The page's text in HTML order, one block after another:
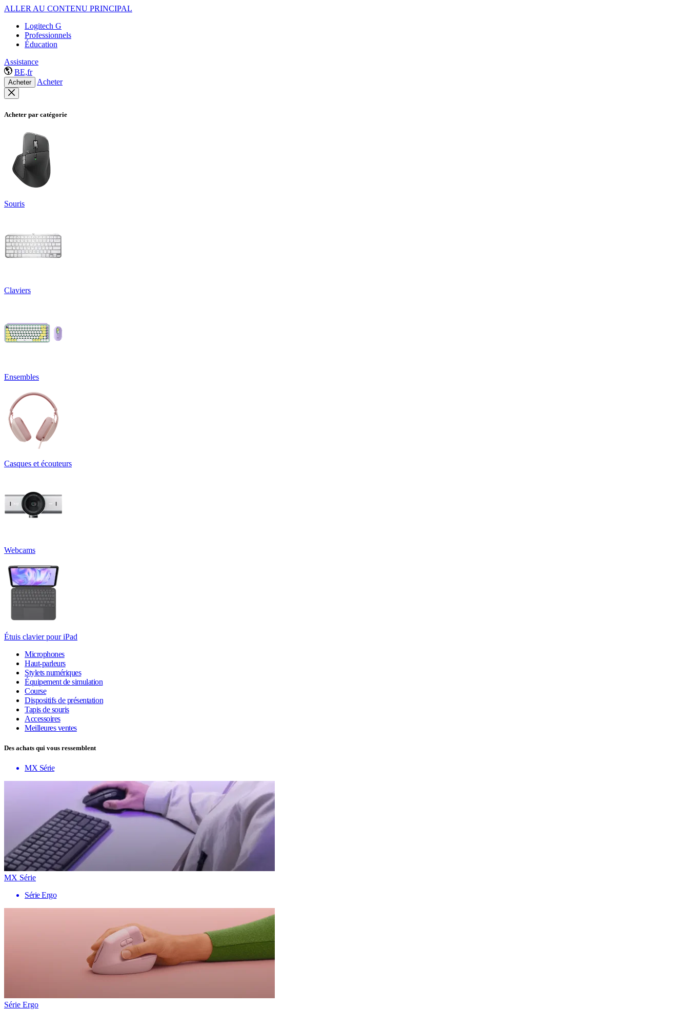
ALLER AU CONTENU PRINCIPAL
Logitech G
Professionnels
Éducation
Assistance
BE,fr
Acheter Acheter
Acheter par catégorie
Souris
Claviers
Ensembles
Casques et écouteurs
Webcams
Étuis clavier pour iPad
Microphones
Haut-parleurs
Stylets numériques
Équipement de simulation
Course
Dispositifs de présentation
Tapis de souris
Accessoires
Meilleures ventes
Des achats qui vous ressemblent
MX Série
MX Série
Série Ergo
Série Ergo